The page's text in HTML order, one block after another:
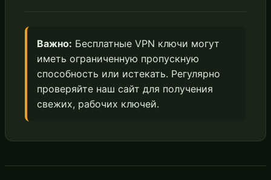
Важно: Бесплатные VPN ключи могут
иметь ограниченную пропускную
способность или истекать. Регулярно
проверяйте наш сайт для получения
свежих, рабочих ключей.